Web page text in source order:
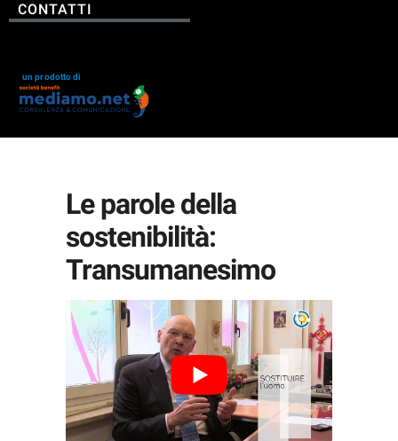
CONTATTI
un prodotto di
Le parole della
sostenibilità:
Transumanesimo